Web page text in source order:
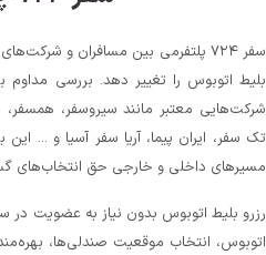
سفر ۷۲۴ پلتفرمی بین مسافران و
اتوبوس را تغییر دهد. بررسی مداوم
معتبر مانند سیروسفر، همسفر،
سفر، ایران پیما، آریا سفر آسیا و ...
داخلی و خارجی حق انتخاب‌های
بلیط اتوبوس بدون نیاز به عضویت در
انتخاب موقعیت صندلی‌ها،